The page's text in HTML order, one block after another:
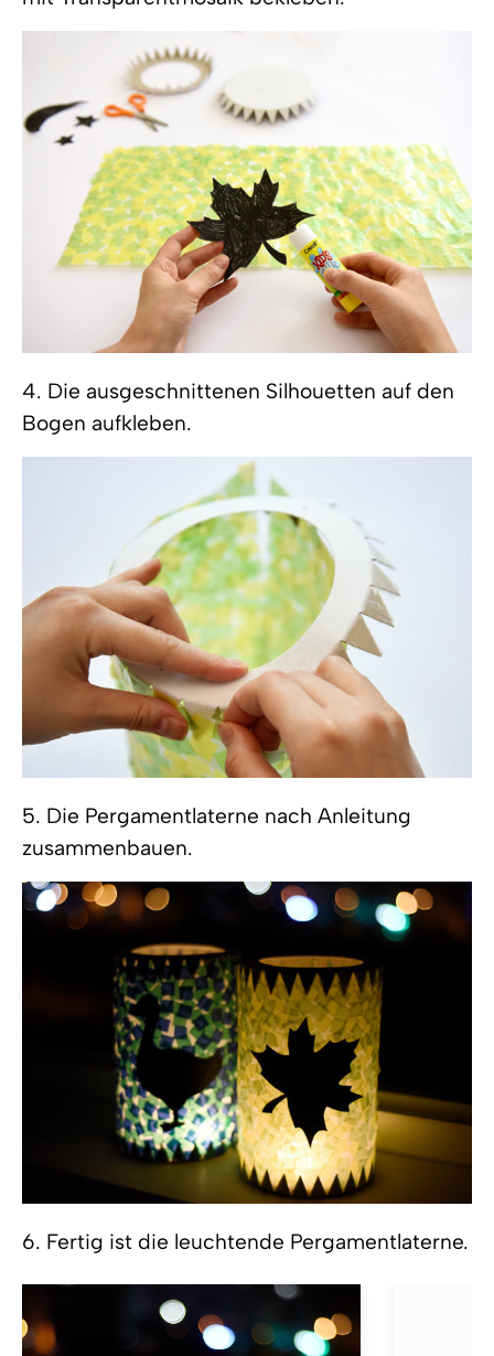
4. Die ausgeschnittenen Silhouetten auf den
Bogen aufkleben.
5. Die Pergamentlaterne nach Anleitung
zusammenbauen.
6. Fertig ist die leuchtende Pergamentlaterne.